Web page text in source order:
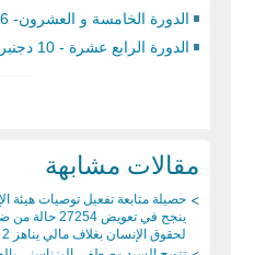
الدورة الخامسة و العشرون- 6 ماي 2006
الدورة الرابع عشرة - 10 دجنبر 1999
مقالات مشابهة
حصيلة متابعة تفعيل توصيات هيئة
ينجح في تعويض
لحقوق الإنسان بغلاف مالي يناهز 2 مليار درهم